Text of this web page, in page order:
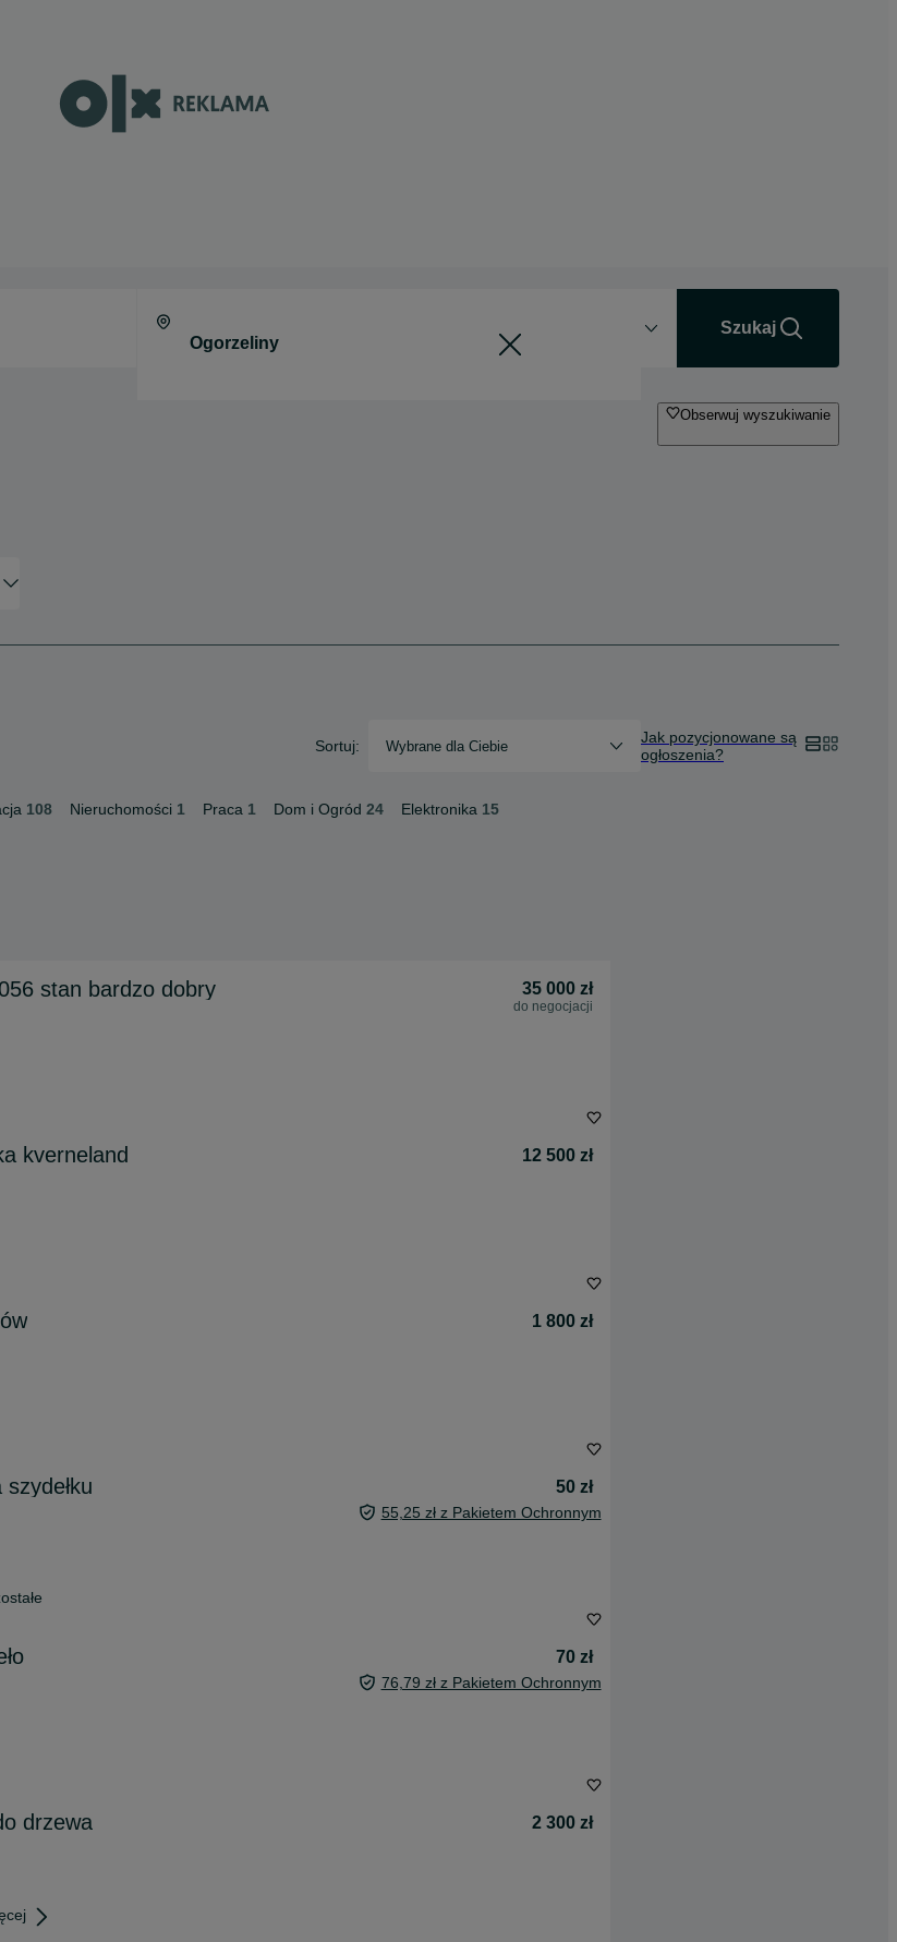
Szukaj
Obserwuj wyszukiwanie
Sortuj: Wybrane dla Ciebie
Jak pozycjonowane są
ogłoszenia?
108 Nieruchomości 1 Praca 1 Dom i Ogród 24 Elektronika 15
stan bardzo dobry 35 000 zł
do negocjacji
kverneland 12 500 zł
1 800 zł
50 zł
55,25 zł z Pakietem Ochronnym
70 zł
76,79 zł z Pakietem Ochronnym
drzewa 2 300 zł